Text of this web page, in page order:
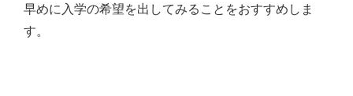
早めに入学の希望を出してみることをおすすめしま
す。